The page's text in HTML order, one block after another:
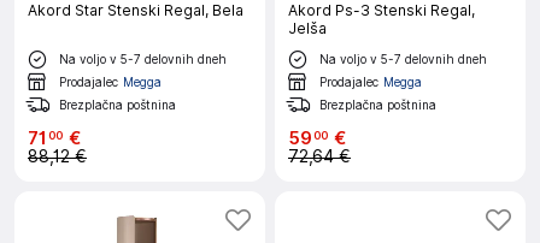
Akord Star Stenski Regal, Bela
Na voljo v 5-7 delovnih dneh
Prodajalec Megga
Brezplačna poštnina
71 00 €
88,12 €
Akord Ps-3 Stenski Regal,
Jelša
Na voljo v 5-7 delovnih dneh
Prodajalec Megga
Brezplačna poštnina
5900 €
72,64 €